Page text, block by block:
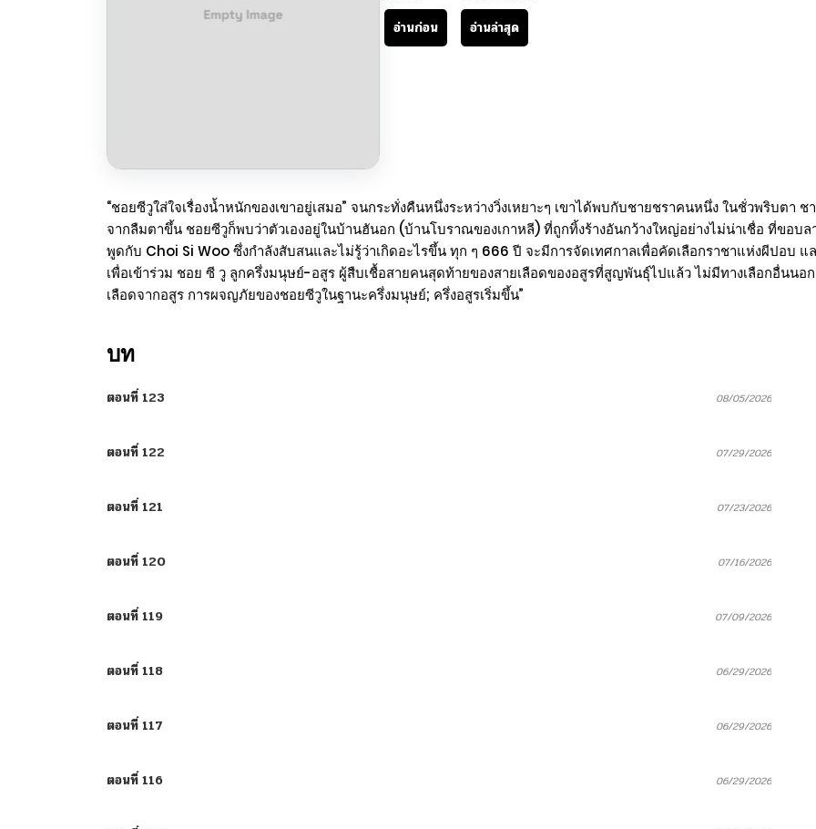
อ่านก่อน
อ่านล่าสุด
“ชอยซีวูใส่ใจเรื่องน้ำหนักของเขาอยู่เสมอ” จนกระทั่งคืนหนึ่งระหว่างวิ่งเหยาะๆ เขาได้พบกับชายชราคนหนึ่ง ในชั่วพริบตา
จากลืมตาขึ้น ชอยซีวูก็พบว่าตัวเองอยู่ในบ้านฮันอก (บ้านโบราณของเกาหลี) ที่ถูกทิ้งร้างอันกว้างใหญ่อย่างไม่น่าเชื่อ ที่ขอบล
พูดกับ Choi Si Woo ซึ่งกำลังสับสนและไม่รู้ว่าเกิดอะไรขึ้น ทุก ๆ 666 ปี จะมีการจัดเทศกาลเพื่อคัดเลือกราชาแห่งผีปอบ
เพื่อเข้าร่วม ชอย ซี วู ลูกครึ่งมนุษย์-อสูร ผู้สืบเชื้อสายคนสุดท้ายของสายเลือดของอสูรที่สูญพันธุ์ไปแล้ว ไม่มีทางเลือกอื่นนอ
เลือดจากอสูร การผจญภัยของชอยซีวูในฐานะครึ่งมนุษย์; ครึ่งอสูรเริ่มขึ้น”
บท
ตอนที่ 123 08/05/2026
ตอนที่ 122 07/29/2026
ตอนที่ 121 07/23/2026
ตอนที่ 120 07/16/2026
ตอนที่ 119 07/09/2026
ตอนที่ 118 06/29/2026
ตอนที่ 117 06/29/2026
ตอนที่ 116 06/29/2026